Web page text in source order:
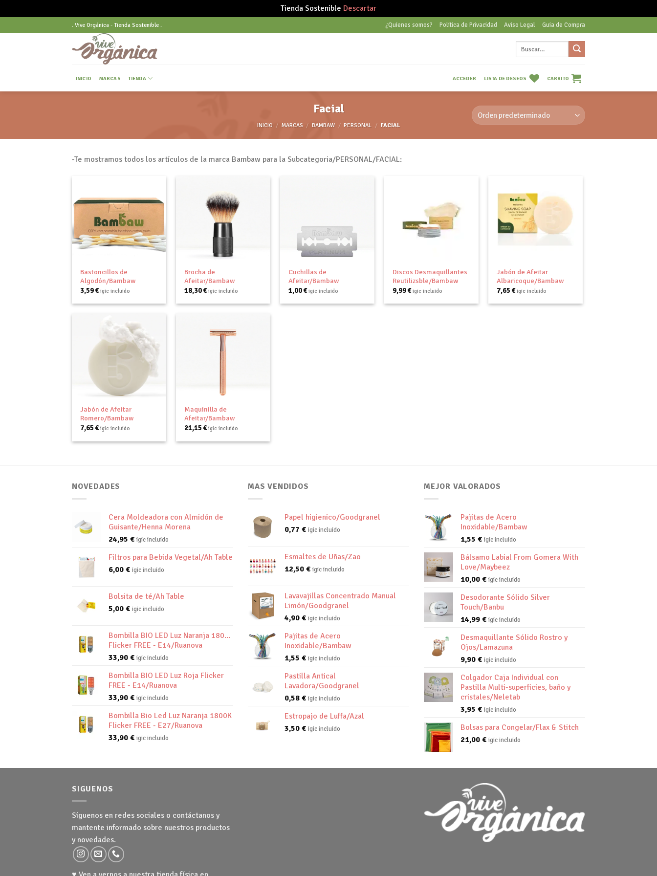
Tienda Sostenible Descartar
to
. Vive Orgánica - Tienda Sostenible . ¿Quienes somos? Politica de Privacidad Aviso Legal Guia de Compra
INICIO MARCAS TIENDA ACCEDER LISTA DE DESEOS CARRITO
Facial
INICIO / MARCAS / BAMBAW / PERSONAL / FACIAL
-Te mostramos todos los artículos de la marca Bambaw para la Subcategoria/PERSONAL/FACIAL:
Añadir
lista de
deseos
Bastoncillos de
Algodón/Bambaw
3,59€ igic incluido
Brocha de
Afeitar/Bambaw
18,30€ igic incluido
lista de
deseos
Cuchillas de
Afeitar/Bambaw
1,00€ igic incluido
Discos Desmaquillantes
Reutilizsble/Bambaw
9,99€ igic incluido
Añadir
a tu
lista de
Jabón de Afeitar
Albaricoque/Bambaw
7,65€ igic incluido
Añadir
a tu
deseos
Jabón de Afeitar
Romero/Bambaw
7,65€ igic incluido
Maquinilla de
Afeitar/Bambaw
21,15€ igic incluido
NOVEDADES
Cera Moldeadora con Almidón de
Guisante/Henna Morena
24,95 € igic incluido
Filtros para Bebida Vegetal/Ah Table
6,00 € igic incluido
Bolsita de té/Ah Table
5,00 € igic incluido
Bombilla BIO LED Luz Naranja 1800K
Flicker FREE - E14/Ruanova
33,90 € igic incluido
Bombilla BIO LED Luz Roja Flicker
FREE - E14/Ruanova
33,90 € igic incluido
Bombilla Bio Led Luz Naranja 1800K
Flicker FREE - E27/Ruanova
33,90 € igic incluido
MAS VENDIDOS
Papel higienico/Goodgranel
0,77 € igic incluido
Esmaltes de Uñas/Zao
12,50 € igic incluido
Lavavajillas Concentrado Manual
Limón/Goodgranel
4,90 € igic incluido
Pajitas de Acero
Inoxidable/Bambaw
1,55 € igic incluido
Pastilla Antical
Lavadora/Goodgranel
0,58 € igic incluido
Estropajo de Luffa/Azal
3,50 € igic incluido
MEJOR VALORADOS
Pajitas de Acero
Inoxidable/Bambaw
1,55 € igic incluido
Bálsamo Labial From Gomera With
Love/Maybeez
10,00 € igic incluido
Desodorante Sólido Silver
Touch/Banbu
14,99 € igic incluido
Desmaquillante Sólido Rostro y
Ojos/Lamazuna
9,90 € igic incluido
Colgador Caja Individual con
Pastilla Multi-superficies, baño y
cristales/Neletab
3,95 € igic incluido
Bolsas para Congelar/Flax & Stitch
21,00 € igic incluido
SIGUENOS
Síguenos en redes sociales o contáctanos y
mantente informado sobre nuestros productos
y novedades.